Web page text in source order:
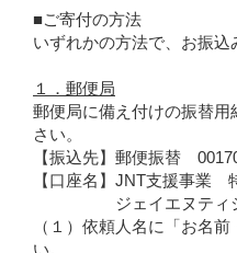
■ご寄付の方法
いずれかの方法で、お振込
１．郵便局
郵便局に備え付けの振替
さい。
【振込先】郵便振替
【口座名】JNT支援事業
ジェイエヌティシエ
（１）依頼人名に「お名